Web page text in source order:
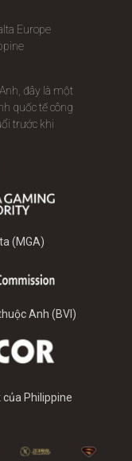
Europe
đây là một
quốc tế công
trước khi
(MGA)
Anh (BVI)
Philippine